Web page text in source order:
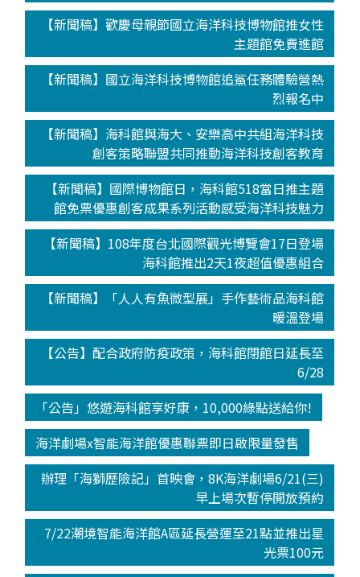
【新聞稿】歡慶母親節國立海洋科技博物館推女性
主題館免費進館
【新聞稿】國立海洋科技博物館追鯊任務體驗營熱
烈報名中
【新聞稿】海科館與海大、安樂高中共組海洋科技
創客策略聯盟共同推動海洋科技創客教育
【新聞稿】國際博物館日，海科館518當日推主題
館免票優惠創客成果系列活動感受海洋科技魅力
【新聞稿】108年度台北國際觀光博覽會17日登場
海科館推出2天1夜超值優惠組合
【新聞稿】「人人有魚微型展」手作藝術品海科館
暖溫登場
【公告】配合政府防疫政策，海科館閉館日延長至
6/28
「公告」悠遊海科館享好康，10,000綠點送給你!
海洋劇場x智能海洋館優惠聯票即日啟限量發售
辦理「海獅歷險記」首映會，8K海洋劇場6/21(三)
早上場次暫停開放預約
7/22潮境智能海洋館A區延長營運至21點並推出星
光票100元